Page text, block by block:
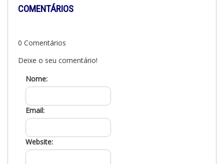
COMENTÁRIOS
0 Comentários
Deixe o seu comentário!
Nome:
Email:
Website: